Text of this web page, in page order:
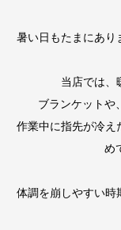
暑い日もたまにあり
当店では、
ブランケットや
作業中に指先が冷え
め
体調を崩しやすい時